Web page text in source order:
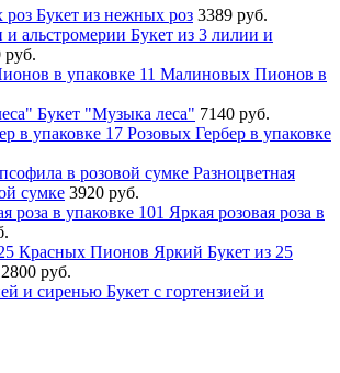
Букет из нежных роз 3389 руб.
Букет из 3 лилии и
руб.
11 Малиновых Пионов в
Букет "Музыка леса" 7140 руб.
17 Розовых Гербер в упаковке
Разноцветная
сумке 3920 руб.
101 Яркая розовая роза в
Яркий Букет из 25
руб.
Букет с гортензией и